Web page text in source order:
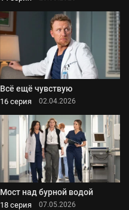
Всё ещё чувствую
16 серия 02.04.2026
Мост над бурной водой
18 серия 07.05.2026